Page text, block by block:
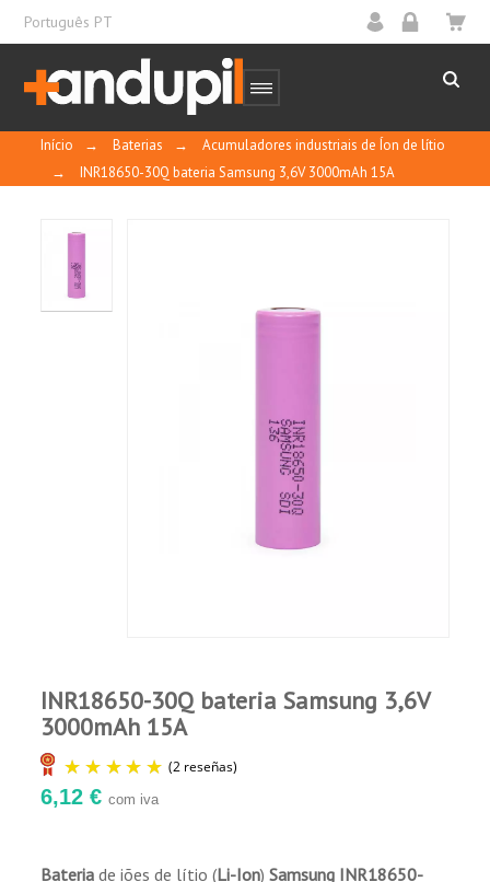
Português PT
Início → Baterias →
Acumuladores industriais de Íon de lítio
→
INR18650-30Q bateria Samsung 3,6V 3000mAh 15A
INR18650-30Q bateria Samsung 3,6V
3000mAh 15A
6,12 € com iva
Bateria de iões de lítio (Li-Ion)Samsung INR18650-
10
fecha descendente
Publicado el 6/6/26, 7:03 PM (Fecha del
Publicado el 4/3/24, 3:19 PM